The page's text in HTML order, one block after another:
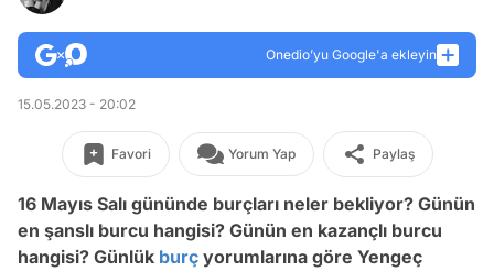
Onedio’yu Google'a ekleyin
15.05.2023 - 20:02
Favori Yorum Yap Paylaş
16 Mayıs Salı gününde burçları neler bekliyor? Günün
en şanslı burcu hangisi? Günün en kazançlı burcu
hangisi? Günlük burç yorumlarına göre Yengeç